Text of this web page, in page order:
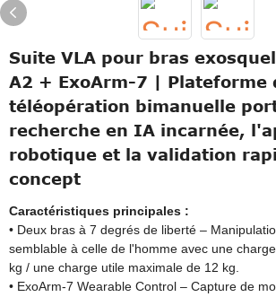
Suite VLA pour bras
A2 + ExoArm-7 | Plateforme
téléopération bimanuelle
recherche en IA incarnée,
robotique et la validation
concept
Caractéristiques principales :
• Deux bras à 7 degrés de liberté –
semblable à celle de l'homme avec une
kg / une charge utile maximale de 12 kg.
• ExoArm-7 Wearable Control – Capture de